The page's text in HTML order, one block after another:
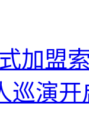
加盟
巡演